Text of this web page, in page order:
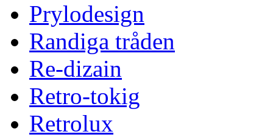
Prylodesign
Randiga tråden
Re-dizain
Retro-tokig
Retrolux